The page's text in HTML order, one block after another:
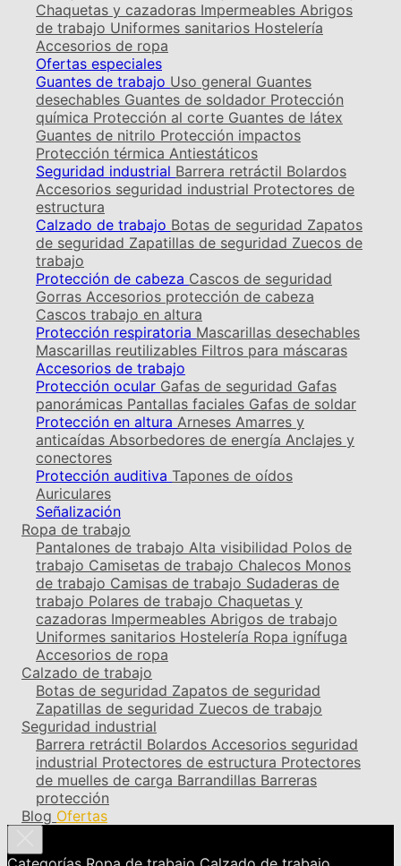
Chaquetas y cazadoras Impermeables Abrigos
de trabajo Uniformes sanitarios Hostelería
Accesorios de ropa
Ofertas especiales
Guantes de trabajo Uso general Guantes
desechables Guantes de soldador Protección
química Protección al corte Guantes de látex
Guantes de nitrilo Protección impactos
Protección térmica Antiestáticos
Seguridad industrial Barrera retráctil Bolardos
Accesorios seguridad industrial Protectores de
estructura
Calzado de trabajo Botas de seguridad Zapatos
de seguridad Zapatillas de seguridad Zuecos de
trabajo
Protección de cabeza Cascos de seguridad
Gorras Accesorios protección de cabeza
Cascos trabajo en altura
Protección respiratoria Mascarillas desechables
Mascarillas reutilizables Filtros para máscaras
Accesorios de trabajo
Protección ocular Gafas de seguridad Gafas
panorámicas Pantallas faciales Gafas de soldar
Protección en altura Arneses Amarres y
anticaídas Absorbedores de energía Anclajes y
conectores
Protección auditiva Tapones de oídos
Auriculares
Señalización
Ropa de trabajo
Pantalones de trabajo Alta visibilidad Polos de
trabajo Camisetas de trabajo Chalecos Monos
de trabajo Camisas de trabajo Sudaderas de
trabajo Polares de trabajo Chaquetas y
cazadoras Impermeables Abrigos de trabajo
Uniformes sanitarios Hostelería Ropa ignífuga
Accesorios de ropa
Calzado de trabajo
Botas de seguridad Zapatos de seguridad
Zapatillas de seguridad Zuecos de trabajo
Seguridad industrial
Barrera retráctil Bolardos Accesorios seguridad
industrial Protectores de estructura Protectores
de muelles de carga Barrandillas Barreras
protección
Blog Ofertas